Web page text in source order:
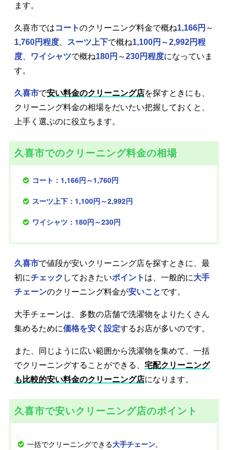
ます。
久喜市ではコートのクリーニング料金で概ね1,166円 ～
1,760円程度
スーツ上下で概ね1,100円 ～2,992円程
度
ワイシャツで概ね180円 ～230円程度になっていま
す。
久喜市で安い料金のクリーニング店を探すときにも、
クリーニング料金の相場をだいたい把握しておくと、
上手く選ぶのに役立ちます。
久喜市でのクリーニング料金の相場
コート：1,166円～1,760円
スーツ上下：1,100円～2,992円
ワイシャツ：180円～230円
久喜市で値段が安いクリーニング店を探すときに、最
初にチェック しておきたいポイント は、一般的に大手
チェーンのクリーニング料金が安いことです。
大手チェーンは、多数の店舗で洗濯物をよりたくさん
集めるために価格を安く設定するお店が多いのです。
また、同じように広い範囲から洗濯物を集めて、一括
でクリーニングすることができる、 宅配クリーニング
も比較的安い料金のクリーニング店になります。
久喜市で安いクリーニング店のポイント
一括でクリーニングできる大手チェーン。